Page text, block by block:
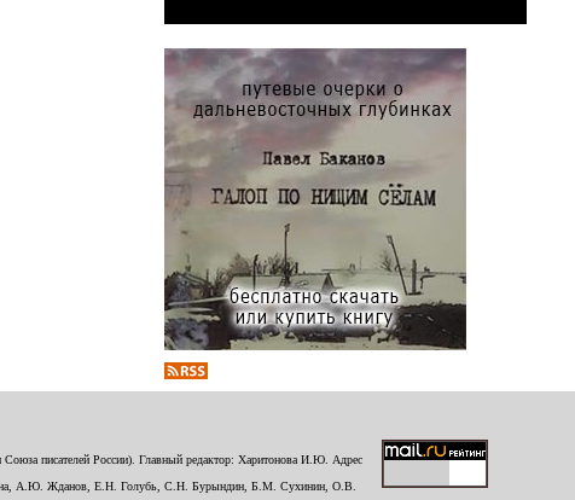
писателей России). Главный редактор: Харитонова И.Ю. Адрес
А.Ю. Жданов, Е.Н. Голубь, С.Н. Бурындин, Б.М. Сухинин, О.В.